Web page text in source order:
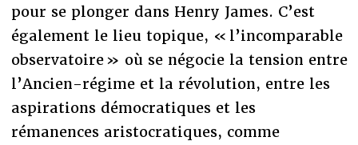
pour se plonger dans Henry James. C’est
également le lieu topique, « l’incomparable
observatoire » où se négocie la tension entre
l’Ancien-régime et la révolution, entre les
aspirations démocratiques et les
rémanences aristocratiques, comme